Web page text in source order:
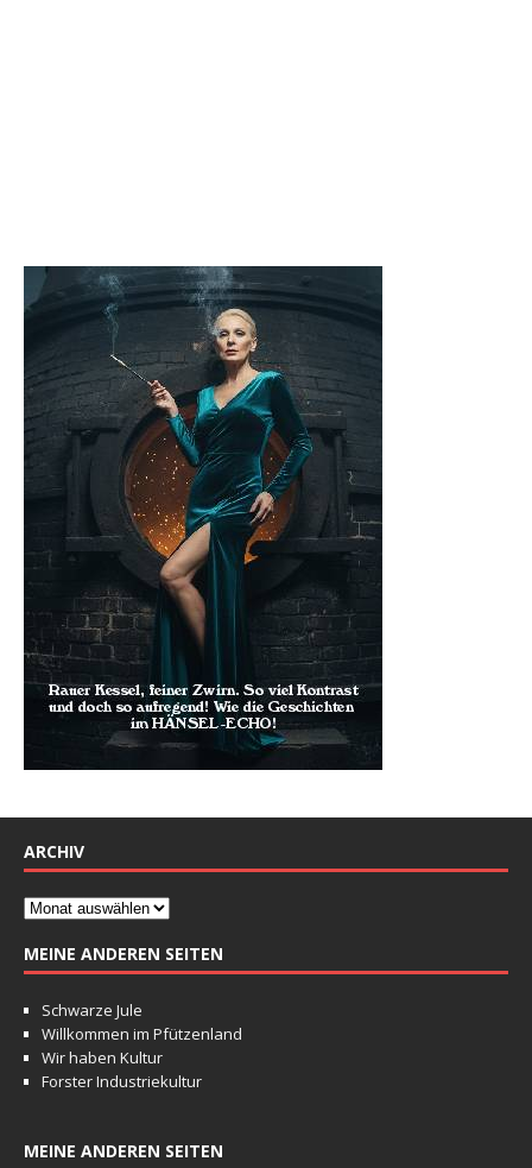
ARCHIV
MEINE ANDEREN SEITEN
Schwarze Jule
Willkommen im Pfützenland
Wir haben Kultur
Forster Industriekultur
MEINE ANDEREN SEITEN